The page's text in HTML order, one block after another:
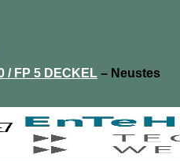
/ FP 5 DECKEL – Neustes